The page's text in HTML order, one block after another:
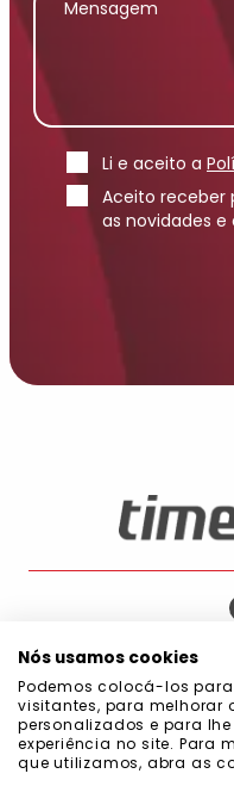
Li e aceito a
Aceito receber
as novidades
BlogCompras Públicas
Política de
Código de
Manual do
Política
Declaração de
Nós usamos cookies
Podemos colocá-los
visitantes, para melhorar
personalizados e para
experiência no site. Para
que utilizamos, abra as